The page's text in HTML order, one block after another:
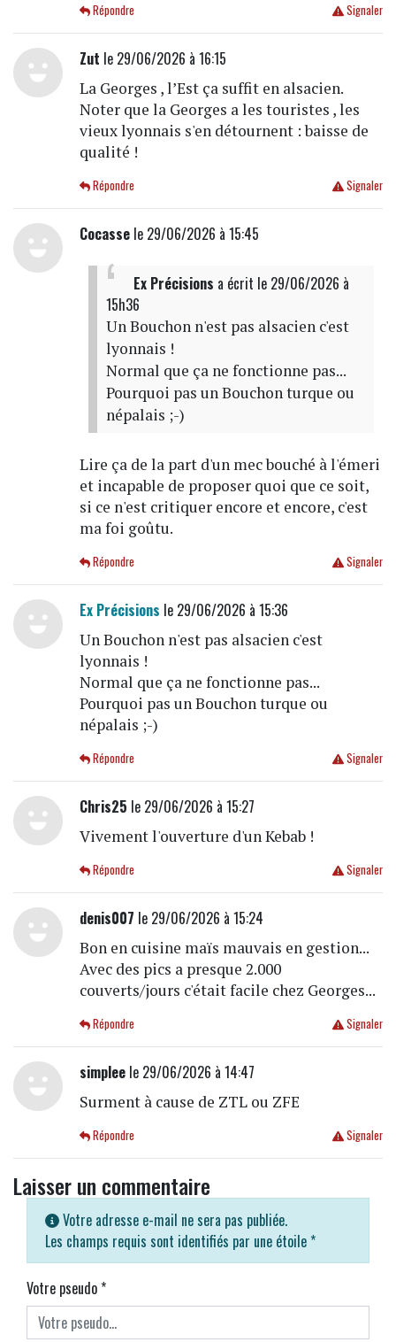
Signaler
Répondre
Zut le 29/06/2026 à 16:15
La Georges , l’Est ça suffit en alsacien.
Noter que la Georges a les touristes , les
vieux lyonnais s'en détournent : baisse de
qualité !
Signaler
Répondre
Cocassele 29/06/2026 à 15:45
Ex Précisions a écrit le 29/06/2026 à
15h36
Un Bouchon n'est pas alsacien c'est
lyonnais !
Normal que ça ne fonctionne pas...
Pourquoi pas un Bouchon turque ou
népalais ;-)
Lire ça de la part d'un mec bouché à l'émeri
et incapable de proposer quoi que ce soit,
si ce n'est critiquer encore et encore, c'est
ma foi goûtu.
Signaler
Répondre
Ex Précisions le 29/06/2026 à 15:36
Un Bouchon n'est pas alsacien c'est
lyonnais !
Normal que ça ne fonctionne pas...
Pourquoi pas un Bouchon turque ou
népalais ;-)
Signaler
Répondre
Chris25 le 29/06/2026 à 15:27
Vivement l'ouverture d'un Kebab !
Signaler
Répondre
denis007 le 29/06/2026 à 15:24
Bon en cuisine maïs mauvais en gestion...
Avec des pics a presque 2.000
couverts/jours c'était facile chez Georges...
Signaler
Répondre
simpleele 29/06/2026 à 14:47
Surment à cause de ZTL ou ZFE
Signaler
Répondre
Laisser un commentaire
Votre adresse e-mail ne sera pas publiée.
Les champs requis sont identifiés par une étoile *
Votre pseudo*